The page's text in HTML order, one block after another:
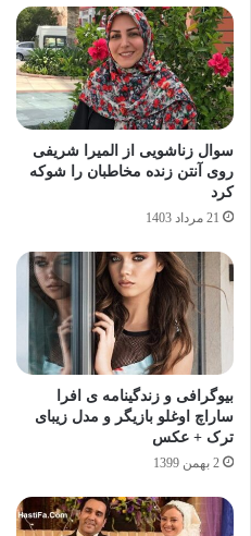
سوال زناشویی از المیرا شریفی
روی آنتن زنده مخاطبان را شوکه
کرد
21 مرداد 1403
بیوگرافی و زندگینامه ی افرا
ساراچ اوغلو بازیگر و مدل زیبای
ترک + عکس
2 بهمن 1399